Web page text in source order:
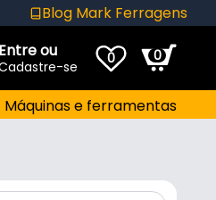
Blog Mark Ferragens
Entre ou
se 0 0
Máquinas e ferramentas